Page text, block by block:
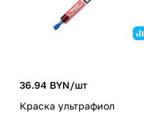
36.94 BYN/шт
Краска ультрафиол